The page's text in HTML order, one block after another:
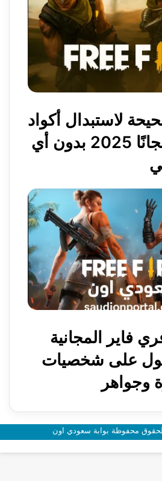
لاستبدال أكواد
Free Fire مجانًا 2025 بدون أي
فاير المجانية
على شخصيات
وجواهر